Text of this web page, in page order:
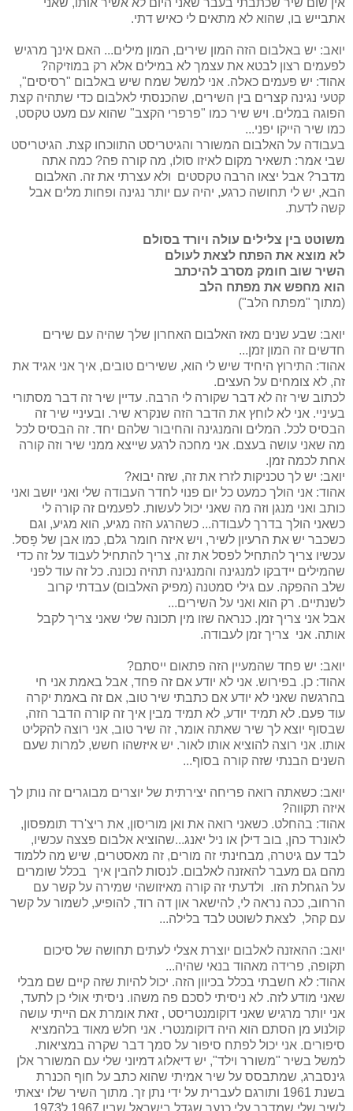
אתבייש בו, שהוא לא מתאים לי כאיש דתי.
יואב: יש באלבום הזה המון שירים, המון מילים... האם אינך מרגיש
לפעמים רצון לבטא את עצמך לא במילים אלא רק במוזיקה?
אהוד: יש פעמים כאלה. אני למשל שמח שיש באלבום "רסיסים",
קטעי נגינה קצרים בין השירים, שהכנסתי לאלבום כדי שתהיה קצת
הפוגה במלים. ויש שיר כמו "פרפרי הקצב" שהוא עם מעט טקסט,
כמו שיר הייקו יפני...
בעבודה על האלבום המשורר והגיטריסט התווכחו קצת. הגיטריסט
שבי אמר: תשאיר מקום לאיזו סולו, מה קורה פה? כמה אתה
מדבר? אבל יצאו הרבה טקסטים ולא עצרתי את זה. האלבום
הבא, יש לי תחושה כרגע, יהיה עם יותר נגינה ופחות מלים אבל
קשה לדעת.
משוטט בין צלילים עולה ויורד בסולם
לא מוצא את הפתח לצאת לעולם
השיר שוב חומק מסרב להיכתב
הוא מחפש את מפתח הלב
(מתוך "מפתח הלב")
יואב: שבע שנים מאז האלבום האחרון שלך שהיה עם שירים
חדשים זה המון זמן...
אהוד: התירוץ היחיד שיש לי הוא, ששירים טובים, איך אני אגיד את
זה, לא צומחים על העצים.
לכתוב שיר זה לא דבר שקורה לי הרבה. עדיין שיר זה דבר מסתורי
בעיניי. אני לא לוחץ את הדבר הזה שנקרא שיר. ובעיניי שיר זה
הבסיס לכל. המלים והמנגינה והחיבור שלהם יחד. זה הבסיס לכל
מה שאני עושה בעצם. אני מחכה לרגע שייצא ממני שיר וזה קורה
אחת לכמה זמן.
יואב: יש לך טכניקות לזרז את זה, שזה יבוא?
אהוד: אני הולך כמעט כל יום פנוי לחדר העבודה שלי ואני יושב ואני
כותב ואני מנגן וזה מה שאני יכול לעשות. לפעמים זה קורה לי
כשאני הולך בדרך לעבודה... כשהרגע הזה מגיע, הוא מגיע, וגם
כשכבר יש את הרעיון לשיר, ויש איזה חומר גלם, כמו אבן של פָסל.
עכשיו צריך להתחיל לפסל את זה, צריך להתחיל לעבוד על זה כדי
שהמילים יידבקו למנגינה והמנגינה תהיה נכונה. כל זה עוד לפני
שלב ההפקה. עם גילי סמטנה (מפיק האלבום) עבדתי קרוב
לשנתיים. רק הוא ואני על השירים...
אבל אני צריך זמן. כנראה שזו מין תכונה שלי שאני צריך לקבל
אותה. אני צריך זמן לעבודה.
יואב: יש פחד שהמעיין הזה פתאום ייסתם?
אהוד: כן. בפירוש. אני לא יודע אם זה פחד, אבל באמת אני חי
בהרגשה שאני לא יודע אם כתבתי שיר טוב, אם זה באמת יקרה
עוד פעם. לא תמיד יודע, לא תמיד מבין איך זה קורה הדבר הזה,
שבסוף יוצא לך שיר שאתה אומר, זה שיר טוב, אני רוצה להקליט
אותו. אני רוצה להוציא אותו לאור. יש איזשהו חשש, למרות שעם
השנים הבנתי שזה קורה בסוף...
יואב: כשאתה רואה פריחה יצירתית של יוצרים מבוגרים זה נותן לך
איזה תקווה?
אהוד: בהחלט. כשאני רואה את ואן מוריסון, את ריצ'רד תומפסון,
לאונרד כהן, בוב דילן או ניל יאנג...שהוציא אלבום פצצה עכשיו,
לבד עם גיטרה, מבחינתי זה מורים, זה מאסטרים, שיש מה ללמוד
מהם גם מעבר להאזנה לאלבום. לנסות להבין איך בכלל שומרים
על הגחלת הזו. ולדעתי זה קורה מאיזושהי שמירה על קשר עם
הרחוב, ככה נראה לי, להישאר און דה רוד, להופיע, לשמור על קשר
עם קהל, לצאת לשוטט לבד בלילה...
יואב: ההאזנה לאלבום יוצרת אצלי לעתים תחושה של סיכום
תקופה, פרידה מאהוד בנאי שהיה...
אהוד: לא חשבתי בכלל בכיוון הזה. יכול להיות שזה קיים שם מבלי
שאני מודע לזה. לא ניסיתי לסכם פה משהו. ניסיתי אולי כן לתעד,
אני יותר מרגיש שאני דוקומנטריסט , זאת אומרת אם הייתי עושה
קולנוע מן הסתם הוא היה דוקומנטרי. אני חלש מאוד בלהמציא
סיפורים. אני יכול לפתח סיפור על סמך דבר שקרה במציאות.
למשל בשיר "משורר וילד", יש דיאלוג דמיוני שלי עם המשורר אלן
גינסברג, שמתבסס על שיר אמיתי שהוא כתב על חוף הכנרת
בשנת 1961 ותורגם לעברית על ידי נתן זך. מתוך השיר שלו יצאתי
לשיר שלי שמדבר עלי כנער שגדל בישראל שבין 1967 ל1973,